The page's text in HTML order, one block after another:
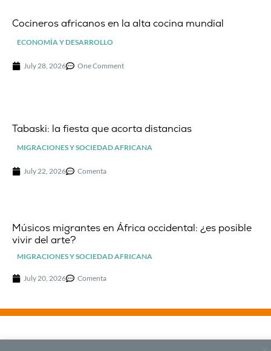
Cocineros africanos en la alta cocina mundial
ECONOMÍA Y DESARROLLO
July 28, 2026 One Comment
Tabaski: la fiesta que acorta distancias
MIGRACIONES Y SOCIEDAD AFRICANA
July 22, 2026 Comenta
Músicos migrantes en África occidental: ¿es posible
vivir del arte?
MIGRACIONES Y SOCIEDAD AFRICANA
July 20, 2026 Comenta